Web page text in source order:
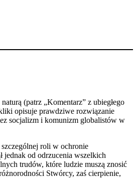
(patrz „Komentarz” z ubiegłego
opisuje prawdziwe rozwiązanie
socjalizm i komunizm globalistów w
roli w ochronie
od odrzucenia wszelkich
trudów, które ludzie muszą znosić
Stwórcy, zaś cierpienie,